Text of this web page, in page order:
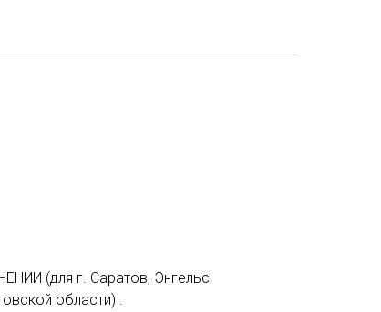
(для г. Саратов, Энгельс
области) .